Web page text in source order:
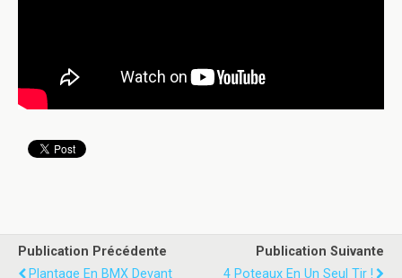
Publication Précédente
Plantage En BMX Devant
Publication Suivante
4 Poteaux En Un Seul Tir !